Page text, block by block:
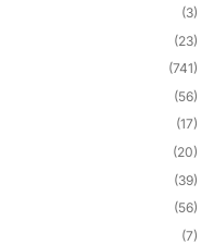
(3)
(23)
(741)
(56)
(17)
(20)
(39)
(56)
(7)